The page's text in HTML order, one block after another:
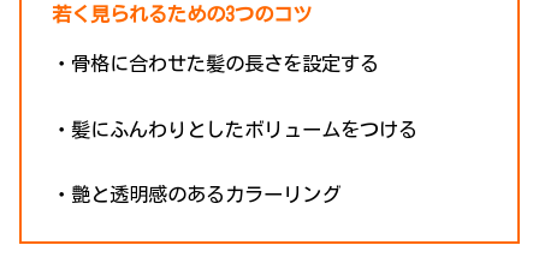
若く見られるための3つのコツ
・骨格に合わせた髪の長さを設定する
・髪にふんわりとしたボリュームをつける
・艶と透明感のあるカラーリング